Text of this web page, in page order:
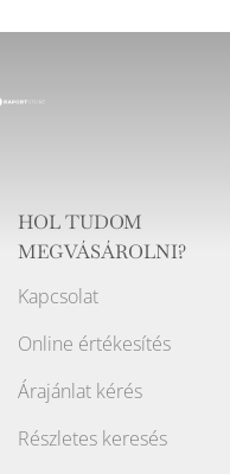
HOL TUDOM
MEGVÁSÁROLNI?
Kapcsolat
Online értékesítés
Árajánlat kérés
Részletes keresés